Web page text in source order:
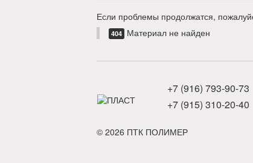
Если проблемы продолжатся,
404 Материал не найден
+7 (916) 793-90-73
+7 (915) 310-20-40
© 2026 ПТК ПОЛИМЕР